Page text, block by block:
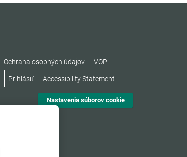
Ochrana osobných údajov VOP
Prihlásiť Accessibility Statement
Nastavenia súborov cookie